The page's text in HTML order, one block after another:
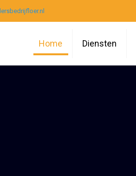
Home Diensten